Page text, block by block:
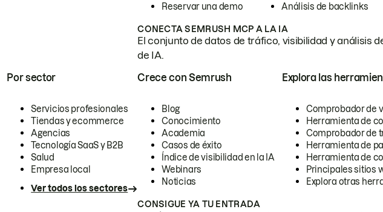
Reservar una demo
Análisis de backlinks
CONECTA SEMRUSH MCP A LA IA
El conjunto de datos de tráfico, visibilidad y análisis
de IA.
Por sector
Servicios profesionales
Tiendas y ecommerce
Agencias
Tecnología SaaS y B2B
Salud
Empresa local
Ver todos los sectores
Crece con Semrush
Blog
Conocimiento
Academia
Casos de éxito
Índice de visibilidad en la IA
Webinars
Noticias
Explora las
Comprobador de
Herramienta de
Comprobador de
Herramienta de
Herramienta de
Principales sitios
Explora otras
CONSIGUE YA TU ENTRADA